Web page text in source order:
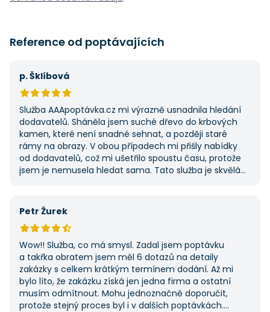
Reference od poptávajících
p. Šklíbová
Služba AAApoptávka.cz mi výrazně usnadnila hledání
dodavatelů. Sháněla jsem suché dřevo do krbových
kamen, které není snadné sehnat, a později staré
rámy na obrazy. V obou případech mi přišly nabídky
od dodavatelů, což mi ušetřilo spoustu času, protože
jsem je nemusela hledat sama. Tato služba je skvělá
Petr Žurek
Wow!! Služba, co má smysl. Zadal jsem poptávku
a takřka obratem jsem měl 6 dotazů na detaily
zakázky s celkem krátkým termínem dodání. Až mi
bylo líto, že zakázku získá jen jedna firma a ostatní
musím odmítnout. Mohu jednoznačně doporučit,
protože stejný proces byl i v dalších poptávkách.